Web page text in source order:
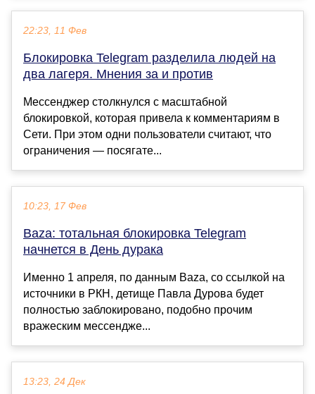
22:23, 11 Фев
Блокировка Telegram разделила людей на
два лагеря. Мнения за и против
Мессенджер столкнулся с масштабной
блокировкой, которая привела к комментариям в
Сети. При этом одни пользователи считают, что
ограничения — посягате...
10:23, 17 Фев
Baza: тотальная блокировка Telegram
начнется в День дурака
Именно 1 апреля, по данным Baza, со ссылкой на
источники в РКН, детище Павла Дурова будет
полностью заблокировано, подобно прочим
вражеским мессендже...
13:23, 24 Дек